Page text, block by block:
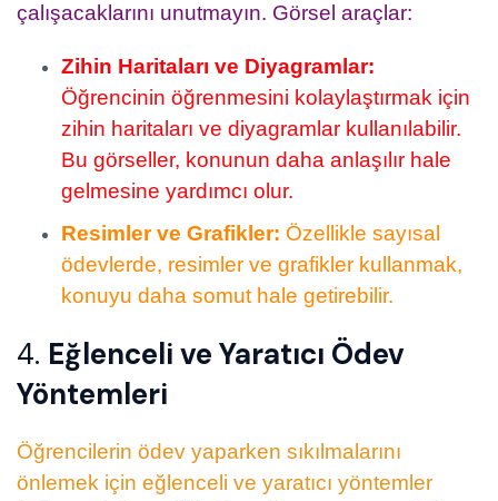
çalışacaklarını unutmayın. Görsel araçlar:
Zihin Haritaları ve Diyagramlar:
Öğrencinin öğrenmesini kolaylaştırmak için
zihin haritaları ve diyagramlar kullanılabilir.
Bu görseller, konunun daha anlaşılır hale
gelmesine yardımcı olur.
Resimler ve Grafikler: Özellikle sayısal
ödevlerde, resimler ve grafikler kullanmak,
konuyu daha somut hale getirebilir.
4. Eğlenceli ve Yaratıcı Ödev
Yöntemleri
Öğrencilerin ödev yaparken sıkılmalarını
önlemek için eğlenceli ve yaratıcı yöntemler